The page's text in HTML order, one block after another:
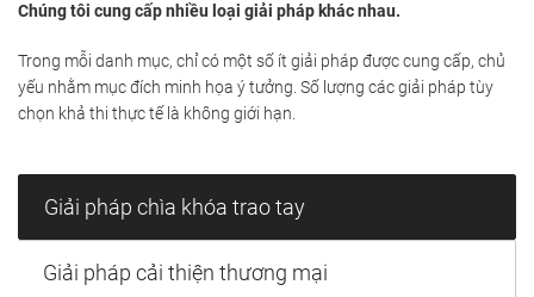
Chúng tôi cung cấp nhiều loại giải pháp khác nhau.
Trong mỗi danh mục, chỉ có một số ít giải pháp được cung cấp, chủ
yếu nhằm mục đích minh họa ý tưởng. Số lượng các giải pháp tùy
chọn khả thi thực tế là không giới hạn.
Giải pháp chìa khóa trao tay
Giải pháp cải thiện thương mại